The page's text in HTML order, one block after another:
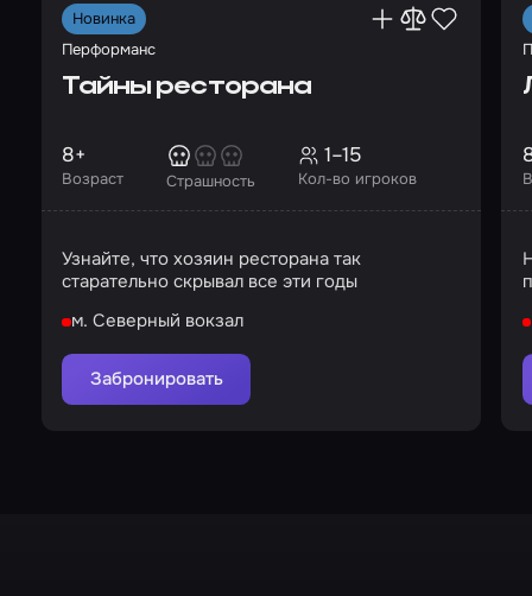
Новинка
Перформанс
Тайны ресторана
Возраст
8+
Страшность Кол-во игроков
1–15
Узнайте, что хозяин ресторана так
старательно скрывал все эти годы
м. Северный вокзал
Забронировать